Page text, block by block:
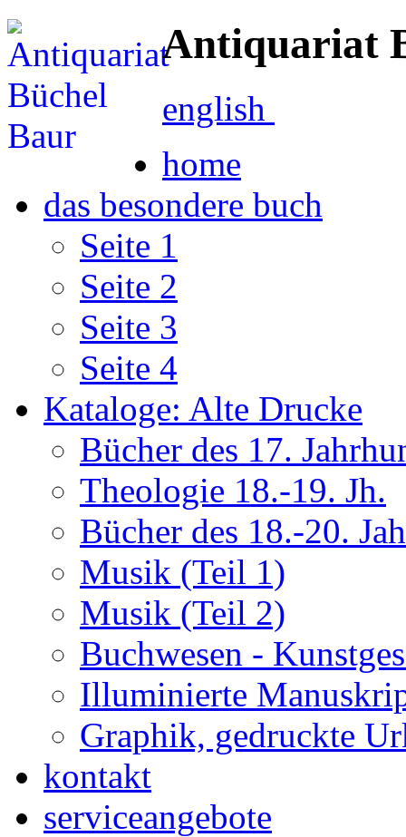
Antiquariat
english
home
das besondere buch
Seite 1
Seite 2
Seite 3
Seite 4
Kataloge: Alte Drucke
Bücher des 17.
Theologie 18.-19. Jh.
Bücher des 18.-20.
Musik (Teil 1)
Musik (Teil 2)
Buchwesen -
Illuminierte
Graphik, gedruckte
kontakt
serviceangebote